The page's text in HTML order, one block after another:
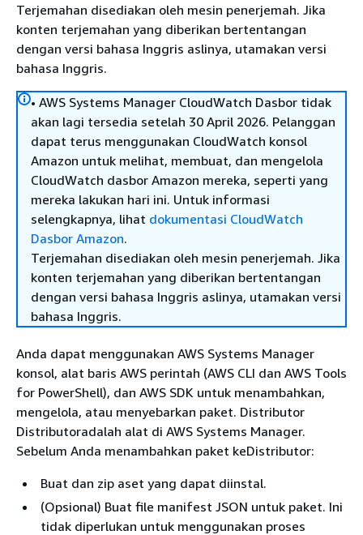
Terjemahan disediakan oleh mesin penerjemah. Jika
konten terjemahan yang diberikan bertentangan
dengan versi bahasa Inggris aslinya, utamakan versi
bahasa Inggris.
• AWS Systems Manager CloudWatch Dasbor tidak
akan lagi tersedia setelah 30 April 2026. Pelanggan
dapat terus menggunakan CloudWatch konsol
Amazon untuk melihat, membuat, dan mengelola
CloudWatch dasbor Amazon mereka, seperti yang
mereka lakukan hari ini. Untuk informasi
selengkapnya, lihat dokumentasi CloudWatch
Dasbor Amazon.
Terjemahan disediakan oleh mesin penerjemah. Jika
konten terjemahan yang diberikan bertentangan
dengan versi bahasa Inggris aslinya, utamakan versi
bahasa Inggris.
Anda dapat menggunakan AWS Systems Manager
konsol, alat baris AWS perintah (AWS CLI dan AWS Tools
for PowerShell), dan AWS SDK untuk menambahkan,
mengelola, atau menyebarkan paket. Distributor
Distributoradalah alat di AWS Systems Manager.
Sebelum Anda menambahkan paket keDistributor:
Buat dan zip aset yang dapat diinstal.
(Opsional) Buat file manifest JSON untuk paket. Ini
tidak diperlukan untuk menggunakan proses